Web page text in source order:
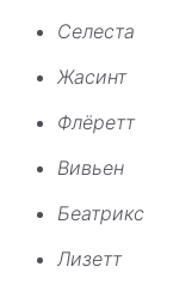
Селеста
Жасинт
Флёретт
Вивьен
Беатрикс
Лизетт